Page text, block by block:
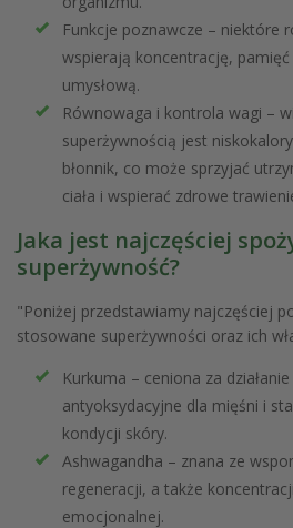
Funkcje poznawcze – niektóre
wspierają koncentrację,
umysłową.
Równowaga i kontrola wagi –
superżywnością jest
błonnik, co może sprzyjać
ciała i wspierać zdrowe
Jaka jest najczęściej
superżywność?
"Poniżej przedstawiamy najczęściej
stosowane superżywności oraz ich
Kurkuma – ceniona za
antyoksydacyjne dla mięśni i
kondycji skóry.
Ashwagandha – znana ze
regeneracji, a także
emocjonalnej.